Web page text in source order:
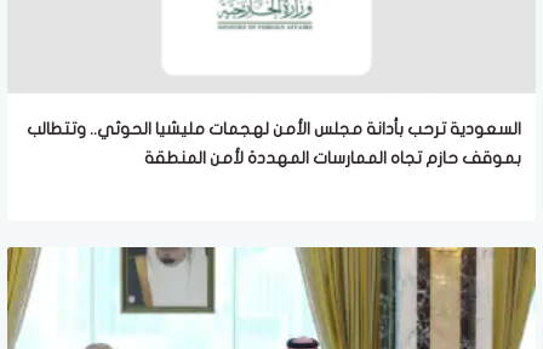
السعودية ترحب بأدانة مجلس الأمن لهجمات مليشيا الحوثي.. وتتطالب
بموقف حازم تجاه الممارسات المهددة لأمن المنطقة